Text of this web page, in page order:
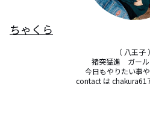
ちゃくら
（ 八王子 ）
猪突猛進　ガー
今日もやりたい事や
contact は